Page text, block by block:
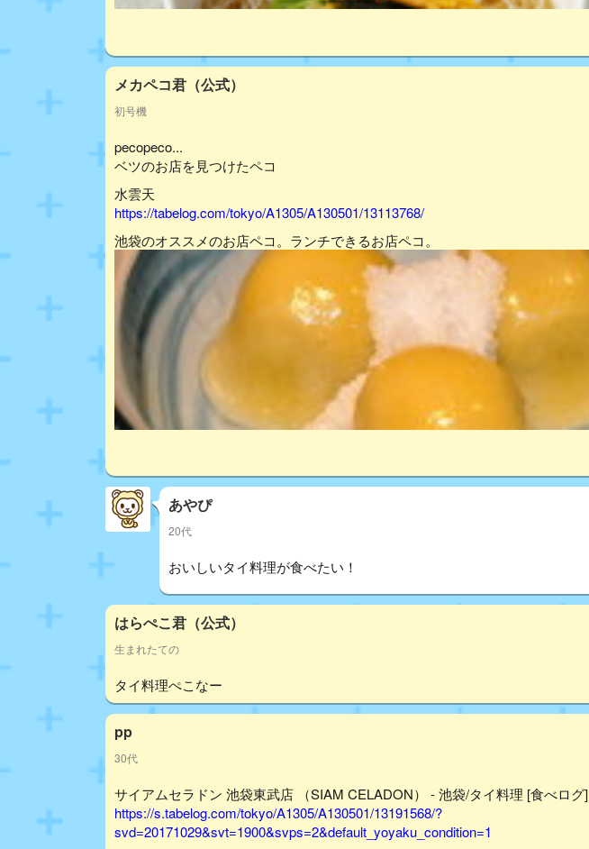
メカペコ君（公式）
初号機
pecopeco...
ベツのお店を見つけたペコ
水雲天
https://tabelog.com/tokyo/A1305/A130501/13113768/
池袋のオススメのお店ペコ。ランチできるお店ペコ。
あやぴ
20代
おいしいタイ料理が食べたい！
はらぺこ君（公式）
生まれたての
タイ料理ぺこなー
pp
30代
サイアムセラドン 池袋東武店 （SIAM CELADON） - 池袋/タイ料理 [食べログ]
https://s.tabelog.com/tokyo/A1305/A130501/13191568/?
svd=20171029&svt=1900&svps=2&default_yoyaku_condition=1